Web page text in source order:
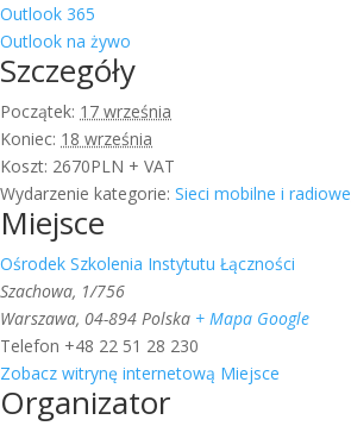
Outlook 365
Outlook na żywo
Szczegóły
Początek: 17 września
Koniec: 18 września
Koszt: 2670PLN + VAT
Wydarzenie kategorie: Sieci mobilne i radiowe
Miejsce
Ośrodek Szkolenia Instytutu Łączności
Szachowa, 1/756
Warszawa, 04-894 Polska + Mapa Google
Telefon +48 22 51 28 230
Zobacz witrynę internetową Miejsce
Organizator